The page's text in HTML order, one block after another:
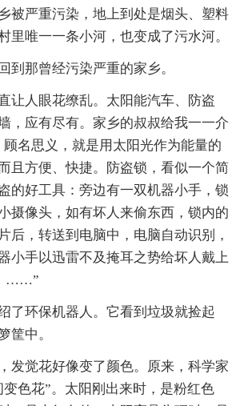
被严重污染，地上到处是烟头、塑料
里唯一一条小河，也变成了污水河。
到那曾经污染严重的家乡。
让人眼花缭乱。太阳能汽车、防盗
，应有尽有。家乡的叔叔给我一一介
名思义，就是用太阳光作为能量的
且方便、快捷。防盗锁，看似一个简
的好工具：旁边有一双机器小手，锁
摄像头，如有坏人来偷东西，锁内的
后，转送到电脑中，电脑自动识别，
小手以迅雷不及掩耳之势给坏人戴上
……”
了环保机器人。它看到垃圾就捡起
筐中。
发觉花好像变了颜色。原来，科学家
色花”。太阳刚出来时，是粉红色